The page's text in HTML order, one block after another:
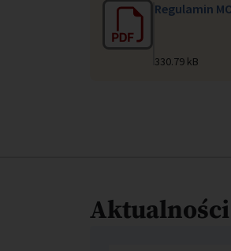
Regulamin
330.79 kB
Aktualności